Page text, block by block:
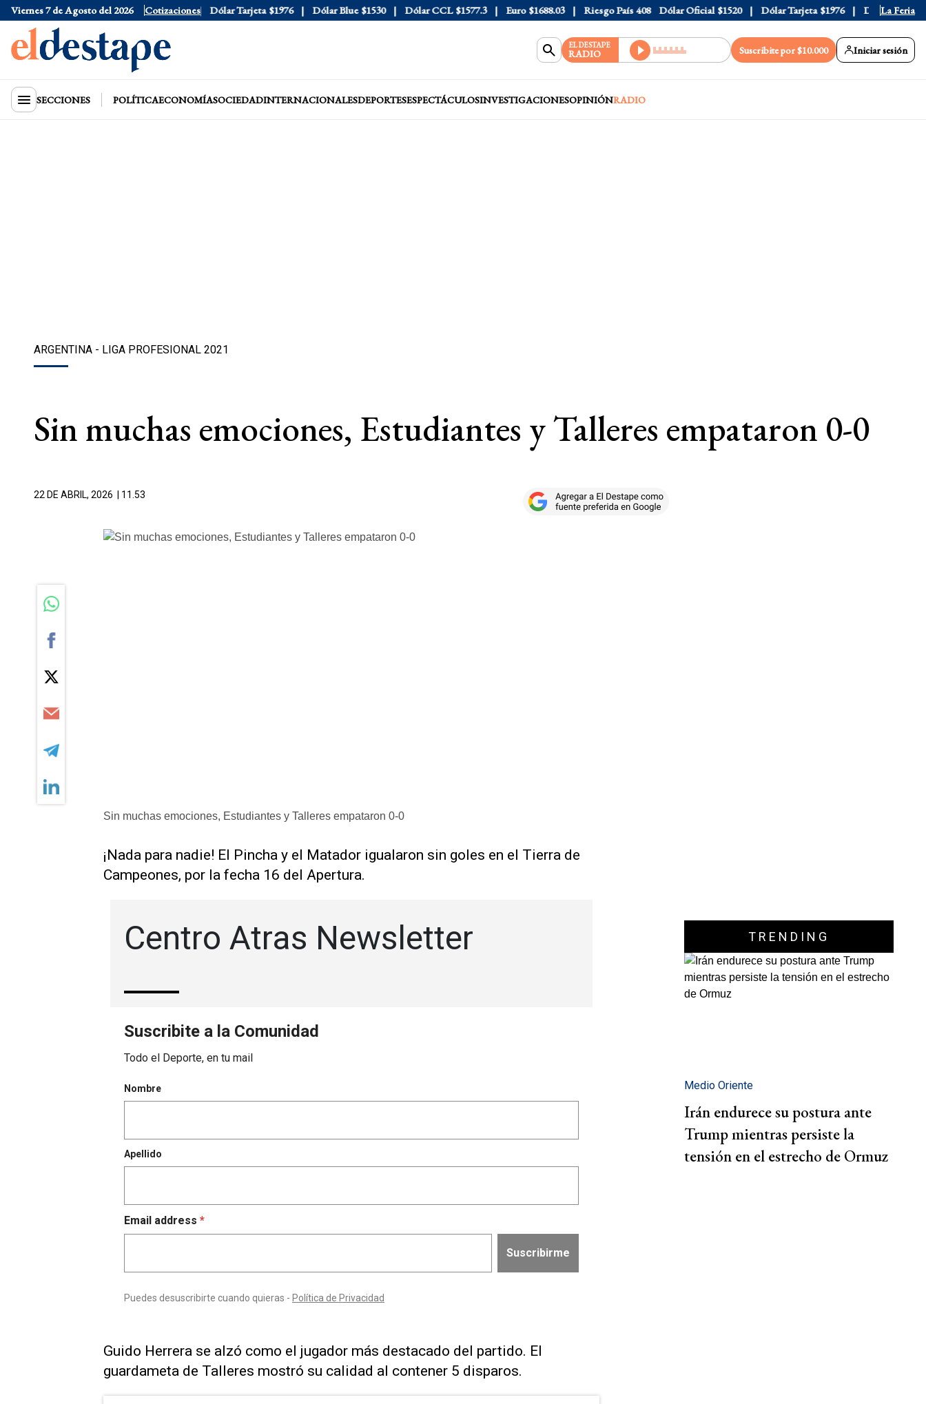
Viernes 7 de Agosto del 2026 Cotizaciones
Dólar Oficial $1520 Dólar Tarjeta $1976 Dólar Blue $1530 Dólar CCL $1577.3 Euro $1688.03 Riesgo País 408 Dólar Oficial $1520 Dólar Tarjeta $1976 Dólar Blue $1530
La Feria
EL DESTAPE
RADIO Suscribite por $10.000 Iniciar sesión
SECCIONES POLÍTICAECONOMÍASOCIEDADINTERNACIONALESDEPORTESESPECTÁCULOSINVESTIGACIONESOPINIÓNRADIO
ARGENTINA - LIGA PROFESIONAL 2021
Sin muchas emociones, Estudiantes y Talleres empataron 0-0
22 DE ABRIL, 2026 | 11.53
Sin muchas emociones, Estudiantes y Talleres empataron 0-0
¡Nada para nadie! El Pincha y el Matador igualaron sin goles en el Tierra de
Campeones, por la fecha 16 del Apertura.
Guido Herrera se alzó como el jugador más destacado del partido. El
guardameta de Talleres mostró su calidad al contener 5 disparos.
TRENDING
Medio Oriente
Irán endurece su postura ante
Trump mientras persiste la
tensión en el estrecho de Ormuz